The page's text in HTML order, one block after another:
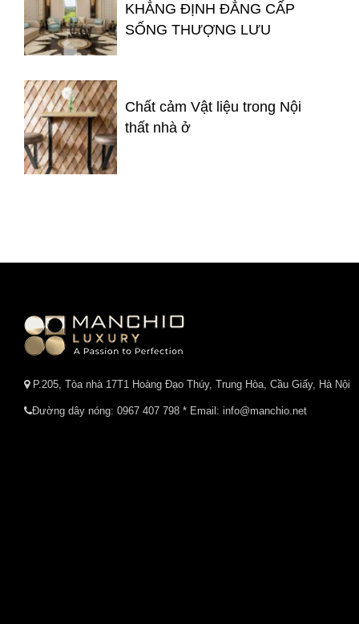
KHẲNG ĐỊNH ĐẲNG CẤP
SỐNG THƯỢNG LƯU
Chất cảm Vật liệu trong Nội
thất nhà ở
P.205, Tòa nhà 17T1 Hoàng Đạo Thúy, Trung Hòa, Cầu Giấy, Hà Nội
Đường dây nóng: 0967 407 798 * Email: info@manchio.net